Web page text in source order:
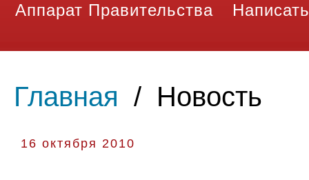
Аппарат Правительства
Главная / Новость
16 октября 2010